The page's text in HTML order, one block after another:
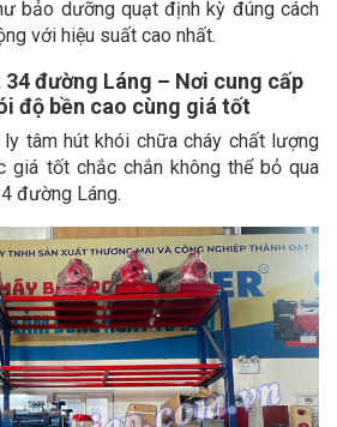
bảo dưỡng quạt định kỳ đúng cách
với hiệu suất cao nhất.
đường Láng – Nơi cung cấp
độ bền cao cùng giá tốt
tâm hút khói chữa cháy chất lượng
giá tốt chắc chắn không thể bỏ qua
đường Láng.